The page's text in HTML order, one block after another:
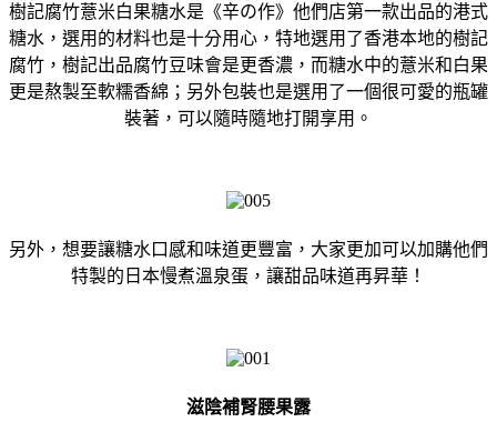
樹記腐竹薏米白果糖水是《辛の作》他們店第一款出品的港式
糖水，選用的材料也是十分用心，特地選用了香港本地的樹記
腐竹，樹記出品腐竹豆味會是更香濃，而糖水中的薏米和白果
更是熬製至軟糯香綿；另外包裝也是選用了一個很可愛的瓶罐
裝著，可以隨時隨地打開享用。
另外，想要讓糖水口感和味道更豐富，大家更加可以加購他們
特製的日本慢煮溫泉蛋，讓甜品味道再昇華！
滋陰補腎腰果露